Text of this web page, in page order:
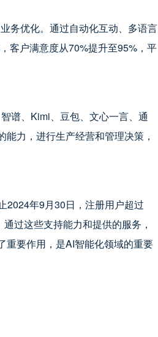
务优化。通过自动化互动、多语言
客户满意度从70%提升至95%，平
谱、Kimi、豆包、文心一言、通
力，进行生产经营和管理决策，
2024年9月30日，注册用户超过
过这些支持能力和提供的服务，
重要作用，是AI智能化领域的重要